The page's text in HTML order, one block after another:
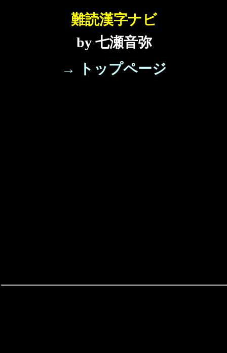
難読漢字ナビ
by 七瀬音弥
→ トップページ